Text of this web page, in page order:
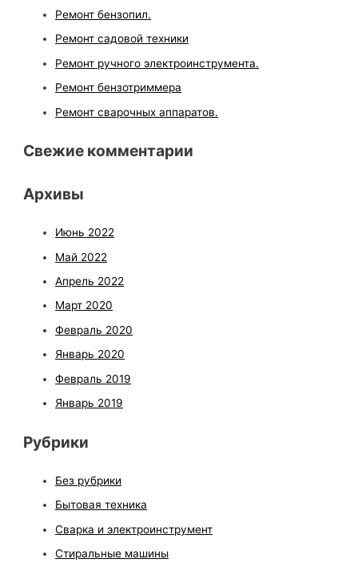
Ремонт бензопил.
Ремонт садовой техники
Ремонт ручного электроинструмента.
Ремонт бензотриммера
Ремонт сварочных аппаратов.
Свежие комментарии
Архивы
Июнь 2022
Май 2022
Апрель 2022
Март 2020
Февраль 2020
Январь 2020
Февраль 2019
Январь 2019
Рубрики
Без рубрики
Бытовая техника
Сварка и электроинструмент
Стиральные машины